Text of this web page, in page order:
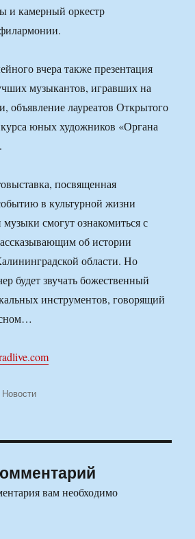
и камерный оркестр
вчера также презентация
музыкантов, игравших на
объявление лауреатов Открытого
юных художников «Органа
посвященная
в культурной жизни
смогут ознакомиться с
об истории
области. Но
будет звучать божественный
инструментов, говорящий
Рубрики
Новости
вам необходимо